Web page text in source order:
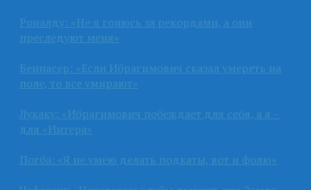
Роналду: «Не я гонюсь за рекордами, а они
преследуют меня»
Беннасер: «Если Ибрагимович сказал умереть на
поле, то все умирают»
Лукаку: «Ибрагимович побеждает для себя, а я –
для «Интера»
Погба: «Я не умею делать подкаты, вот и фолю»